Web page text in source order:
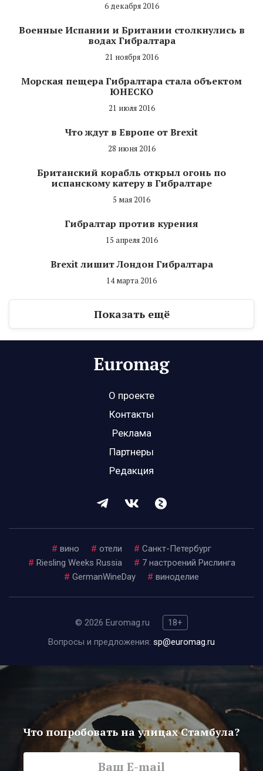
6 декабря 2016
Военные Испании и Британии столкнулись в
водах Гибралтара
21 ноября 2016
Морская пещера Гибралтара стала объектом
ЮНЕСКО
21 июля 2016
Что ждут в Европе от Brexit
28 июня 2016
Британский корабль открыл огонь по
испанскому катеру в Гибралтаре
5 мая 2016
Гибралтар против курения
15 апреля 2016
Brexit лишит Лондон Гибралтара
14 марта 2016
Показать ещё
О проекте
Контакты
Реклама
Партнеры
Редакция
# вино # отели # Санкт-Петербург
# Riesling Weeks Russia # 7 настроений Рислинга
# GermanWineDay # виноделие
© 2026 Euromag.ru
18+
Вопросы и предложения: sp@euromag.ru
Что попробовать на улицах Стамбула?